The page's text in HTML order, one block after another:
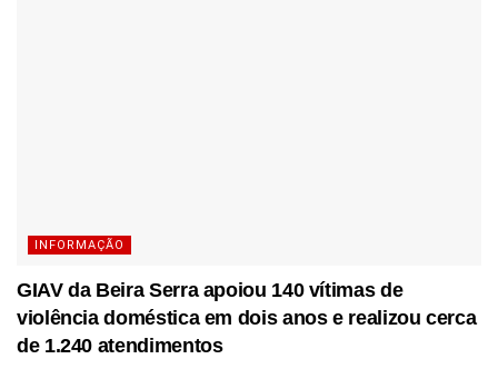
INFORMAÇÃO
GIAV da Beira Serra apoiou 140 vítimas de
violência doméstica em dois anos e realizou cerca
de 1.240 atendimentos